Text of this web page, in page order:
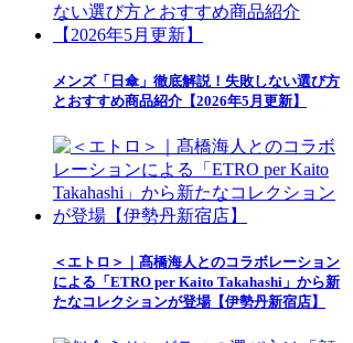
メンズ「日傘」徹底解説！失敗しない選び方
とおすすめ商品紹介【2026年5月更新】
＜エトロ＞｜髙橋海人とのコラボレーション
による「ETRO per Kaito Takahashi」から新
たなコレクションが登場【伊勢丹新宿店】